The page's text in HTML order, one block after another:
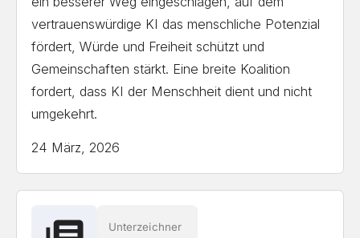
Journal
StockSmart
Beyond Ventures
DataValoris
Concept Frontier
MetaVRse
Pixivus SAS
vertrauenswürdige KI das menschliche Potenzial
fördert, Würde und Freiheit schützt und
Gemeinschaften stärkt. Eine breite Koalition
fordert, dass KI der Menschheit dient und nicht
umgekehrt.
24 März, 2026
Unterzeichner